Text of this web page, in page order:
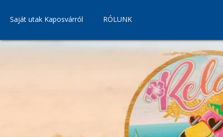
Saját utak Kaposvárról RÓLUNK